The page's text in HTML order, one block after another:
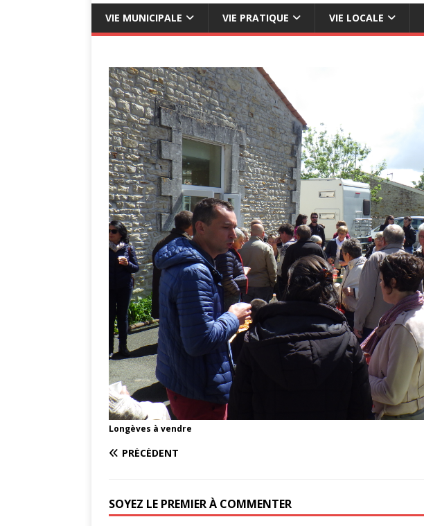
VIE MUNICIPALE VIE PRATIQUE VIE LOCALE
Longèves à vendre
PRÉCÉDENT
SOYEZ LE PREMIER À COMMENTER